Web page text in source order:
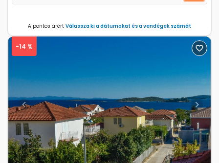
A pontos árért Válassza ki a dátumokat és a vendégek számát
Previous Next
-14 %